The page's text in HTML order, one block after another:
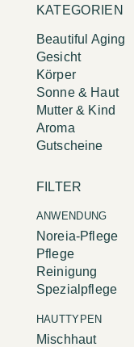
KATEGORIEN
Beautiful Aging
Gesicht
Körper
Sonne & Haut
Mutter & Kind
Aroma
Gutscheine
FILTER
ANWENDUNG
Noreia-Pflege
Pflege
Reinigung
Spezialpflege
HAUTTYPEN
Mischhaut